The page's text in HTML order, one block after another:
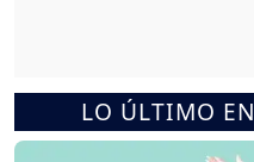
LO ÚLTIMO